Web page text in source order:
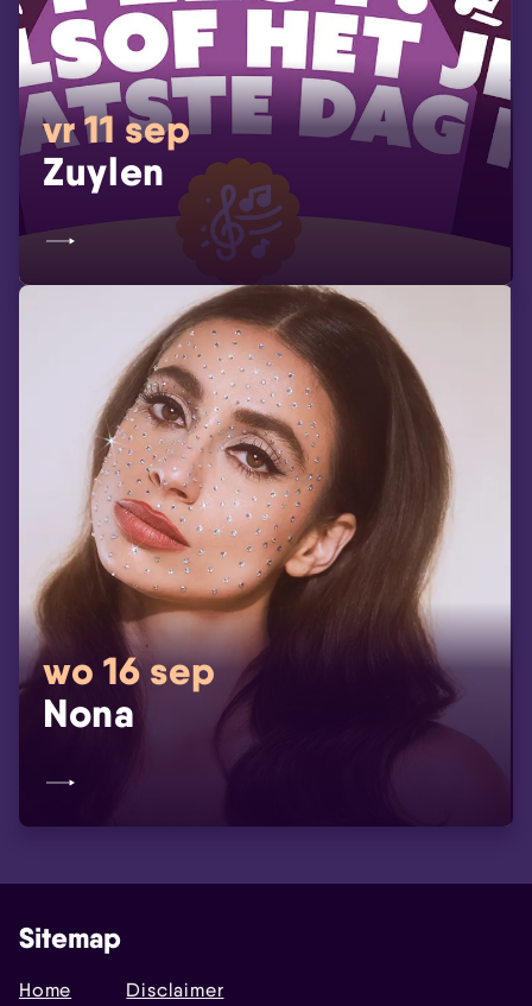
vr 11 sep
Zuylen
wo 16 sep
Nona
Sitemap
Home Disclaimer